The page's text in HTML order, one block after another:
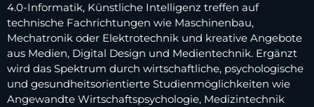
4.0-Informatik, Künstliche Intelligenz treffen auf
technische Fachrichtungen wie Maschinenbau,
Mechatronik oder Elektrotechnik und kreative Angebote
aus Medien, Digital Design und Medientechnik. Ergänzt
wird das Spektrum durch wirtschaftliche, psychologische
und gesundheitsorientierte Studienmöglichkeiten wie
Angewandte Wirtschaftspsychologie, Medizintechnik